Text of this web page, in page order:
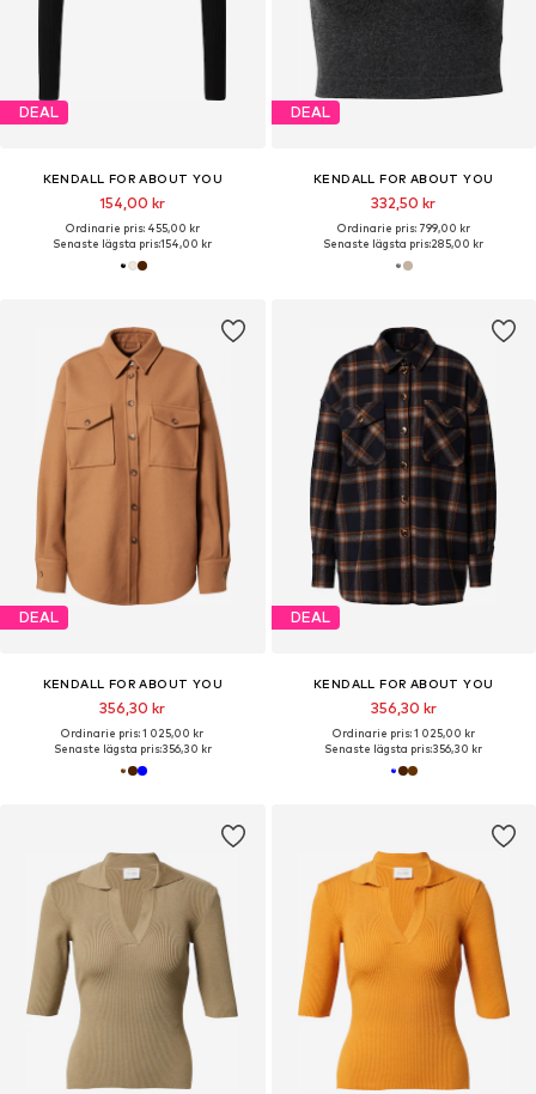
DEAL
KENDALL FOR ABOUT YOU
154,00 kr
Ordinarie pris: 455,00 kr
Senaste lägsta pris:154,00 kr
DEAL
KENDALL FOR ABOUT YOU
332,50 kr
Ordinarie pris: 799,00 kr
Senaste lägsta pris:285,00 kr
DEAL
KENDALL FOR ABOUT YOU
356,30 kr
Ordinarie pris: 1 025,00 kr
Senaste lägsta pris:356,30 kr
DEAL
KENDALL FOR ABOUT YOU
356,30 kr
Ordinarie pris: 1 025,00 kr
Senaste lägsta pris:356,30 kr